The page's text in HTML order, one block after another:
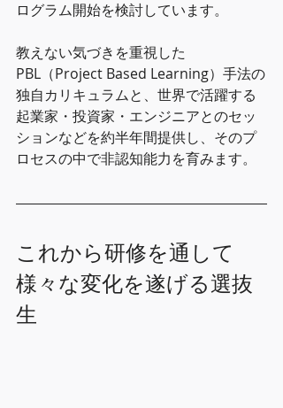
ログラム開始を検討しています。
教えない気づきを重視した
PBL（Project Based Learning）手法の
独自カリキュラムと、世界で活躍する
起業家・投資家・エンジニアとのセッ
ションなどを約半年間提供し、そのプ
ロセスの中で非認知能力を育みます。
これから研修を通して
様々な変化を遂げる選抜
生